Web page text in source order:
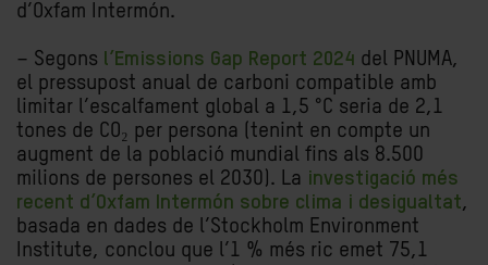
d’Oxfam Intermón.
– Segons l’Emissions Gap Report 2024 del PNUMA,
el pressupost anual de carboni compatible amb
limitar l’escalfament global a 1,5 °C seria de 2,1
tones de CO₂ per persona (tenint en compte un
augment de la població mundial fins als 8.500
milions de persones el 2030). La investigació més
recent d’Oxfam Intermón sobre clima i desigualtat,
basada en dades de l’Stockholm Environment
Institute, conclou que l’1 % més ric emet 75,1